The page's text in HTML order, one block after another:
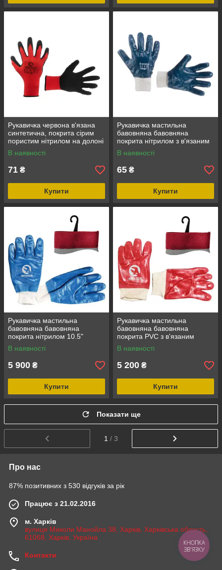
Рукавичка червона в'язана
синтетична, покрита сірим
пористим нітрилом на долоні
10" INTERTOOL SP-0127
В наявності
71 ₴
Купити
Рукавичка мастильна
бавовняна бавовняна
покрита нітрилом з в'язаним
манжетом 10,5" (синя)
INTERTOOL SP-0137
В наявності
65 ₴
Купити
Рукавичка мастильна
бавовняна бавовняна
покрита нітрилом 10.5"
(синя) (120пар/ялин)
INTERTOOL SP-0137W
В наявності
5 900 ₴
Купити
Рукавичка мастильна
бавовняна бавовняна
покрита PVC з в'язаним
манжетом (червона) (ящик
120пар) INTERTOOL SP-
В наявності
5 200 ₴
Купити
Показати ще
1 / 3
Про нас
87% позитивних з 530 відгуків за рік
Працює з 21.02.2016
м. Харків
вулиця Миколи Манойла 38, Харків, Харківська область,
61068, Харків, Україна
Контакти
КНОПКА
ЗВ'ЯЗКУ